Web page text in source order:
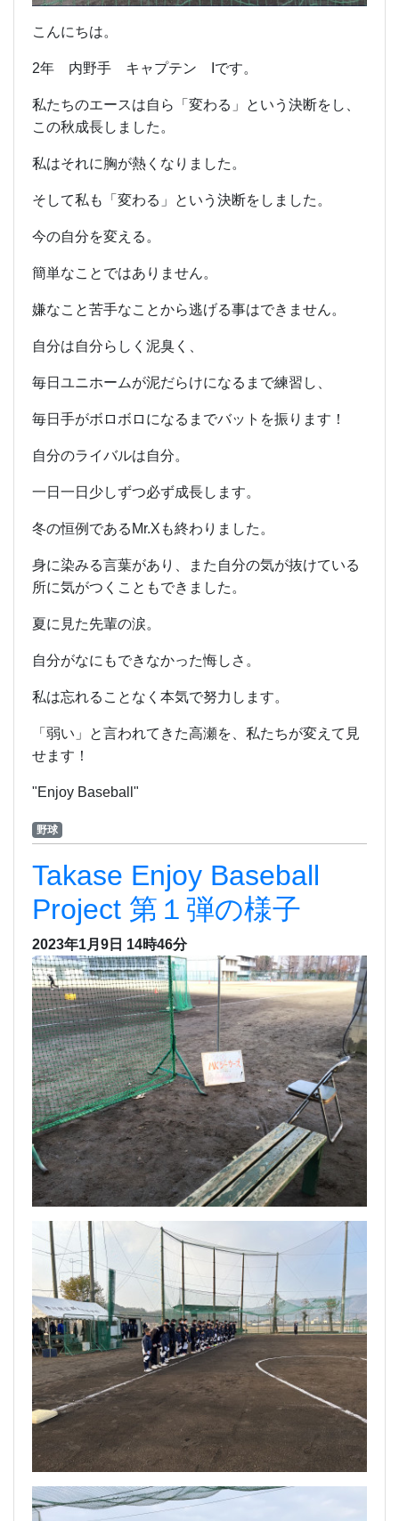
こんにちは。
2年 内野手 キャプテン Iです。
私たちのエースは自ら「変わる」という決断をし、
この秋成長しました。
私はそれに胸が熱くなりました。
そして私も「変わる」という決断をしました。
今の自分を変える。
簡単なことではありません。
嫌なこと苦手なことから逃げる事はできません。
自分は自分らしく泥臭く、
毎日ユニホームが泥だらけになるまで練習し、
毎日手がボロボロになるまでバットを振ります！
自分のライバルは自分。
一日一日少しずつ必ず成長します。
冬の恒例であるMr.Xも終わりました。
身に染みる言葉があり、また自分の気が抜けている
所に気がつくこともできました。
夏に見た先輩の涙。
自分がなにもできなかった悔しさ。
私は忘れることなく本気で努力します。
「弱い」と言われてきた高瀬を、私たちが変えて見
せます！
"Enjoy Baseball"
野球
Takase Enjoy Baseball
Project 第１弾の様子
2023年1月9日 14時46分